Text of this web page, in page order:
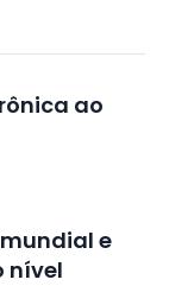
ao
e
nível